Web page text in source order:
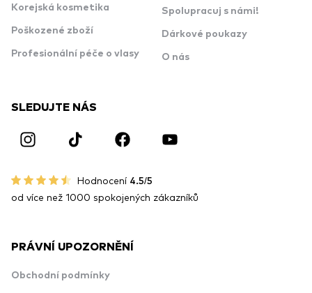
Korejská kosmetika
Poškozené zboží
Profesionální péče o vlasy
Spolupracuj s námi!
Dárkové poukazy
O nás
SLEDUJTE NÁS
Hodnocení 4.5/5
od více než 1000 spokojených zákazníků
PRÁVNÍ UPOZORNĚNÍ
Obchodní podmínky